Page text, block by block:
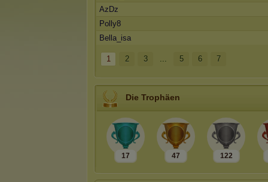
AzDz
Polly8
Bella_isa
1 2 3 ... 5 6 7
Die Trophäen
17 47 122